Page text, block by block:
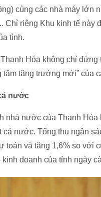
cùng các nhà máy lớn
Chỉ riêng Khu kinh tế này
tỉnh.
Hóa không chỉ
tâm tăng trưởng mới” của
nước
nhà nước của Thanh Hóa
nước. Tổng thu ngân
toán và tăng 1,6% so với
doanh của tỉnh ngày